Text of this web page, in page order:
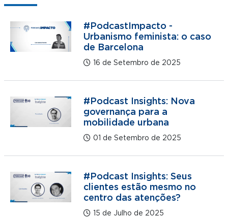
#PodcastImpacto -
Urbanismo feminista: o caso
de Barcelona
16 de Setembro de 2025
#Podcast Insights: Nova
governança para a
mobilidade urbana
01 de Setembro de 2025
#Podcast Insights: Seus
clientes estão mesmo no
centro das atenções?
15 de Julho de 2025